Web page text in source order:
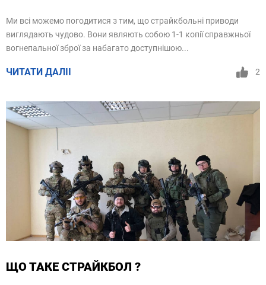
Ми всі можемо погодитися з тим, що страйкбольні приводи
виглядають чудово. Вони являють собою 1-1 копії справжньої
вогнепальної зброї за набагато доступнішою...
ЧИТАТИ ДАЛІІ 2
ЩО ТАКЕ СТРАЙКБОЛ ?